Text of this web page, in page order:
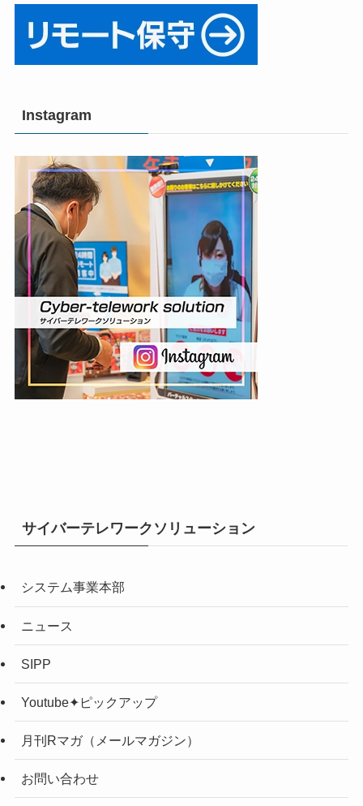
Instagram
サイバーテレワークソリューション
システム事業本部
ニュース
SIPP
Youtube✦ピックアップ
月刊Rマガ（メールマガジン）
お問い合わせ